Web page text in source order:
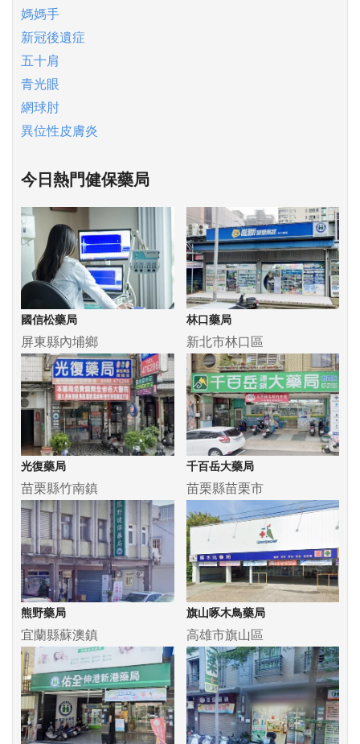
媽媽手
新冠後遺症
五十肩
青光眼
網球肘
異位性皮膚炎
今日熱門健保藥局
國信松藥局
屏東縣內埔鄉
林口藥局
新北市林口區
光復藥局
苗栗縣竹南鎮
千百岳大藥局
苗栗縣苗栗市
熊野藥局
宜蘭縣蘇澳鎮
旗山啄木鳥藥局
高雄市旗山區